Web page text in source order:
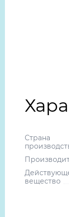
Страна
вещество